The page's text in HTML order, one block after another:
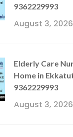
9362229993
August 3, 2026
Elderly Care
Home in
9362229993
August 3, 2026